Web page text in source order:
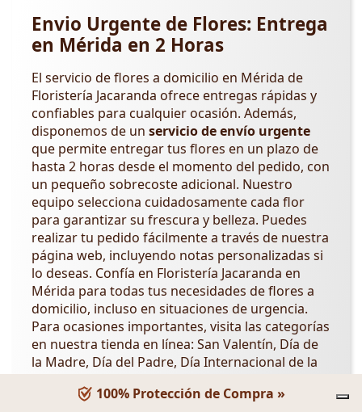
Envio Urgente de Flores: Entrega
en Mérida en 2 Horas
El servicio de flores a domicilio en Mérida de
Floristería Jacaranda ofrece entregas rápidas y
confiables para cualquier ocasión. Además,
disponemos de un servicio de envío urgente
que permite entregar tus flores en un plazo de
hasta 2 horas desde el momento del pedido, con
un pequeño sobrecoste adicional. Nuestro
equipo selecciona cuidadosamente cada flor
para garantizar su frescura y belleza. Puedes
realizar tu pedido fácilmente a través de nuestra
página web, incluyendo notas personalizadas si
lo deseas. Confía en Floristería Jacaranda en
Mérida para todas tus necesidades de flores a
domicilio, incluso en situaciones de urgencia.
Para ocasiones importantes, visita las categorías
en nuestra tienda en línea: San Valentín, Día de
la Madre, Día del Padre, Día Internacional de la
100% Protección de Compra »